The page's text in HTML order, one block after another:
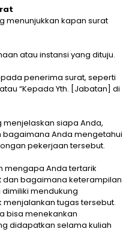
menunjukkan kapan surat
atau instansi yang dituju.
penerima surat, seperti
“Kepada Yth. [Jabatan] di
siapa Anda,
bagaimana Anda mengetahui
pekerjaan tersebut.
mengapa Anda tertarik
bagaimana keterampilan
mendukung
tugas tersebut.
bisa menekankan
didapatkan selama kuliah